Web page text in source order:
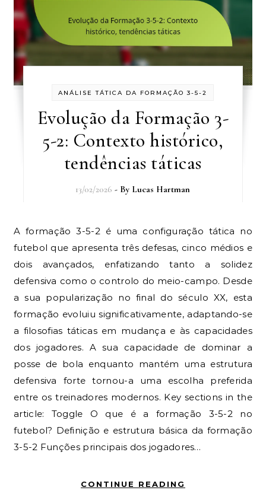
ANÁLISE TÁTICA DA FORMAÇÃO 3-5-2
Evolução da Formação 3-
5-2: Contexto histórico,
tendências táticas
13/02/2026 - By Lucas Hartman
A formação 3-5-2 é uma configuração tática no
futebol que apresenta três defesas, cinco médios e
dois avançados, enfatizando tanto a solidez
defensiva como o controlo do meio-campo. Desde
a sua popularização no final do século XX, esta
formação evoluiu significativamente, adaptando-se
a filosofias táticas em mudança e às capacidades
dos jogadores. A sua capacidade de dominar a
posse de bola enquanto mantém uma estrutura
defensiva forte tornou-a uma escolha preferida
entre os treinadores modernos. Key sections in the
article: Toggle O que é a formação 3-5-2 no
futebol? Definição e estrutura básica da formação
3-5-2 Funções principais dos jogadores…
CONTINUE READING